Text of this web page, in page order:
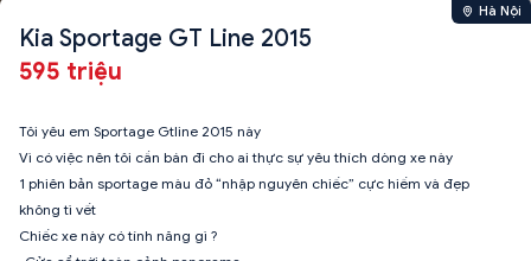
Hà Nội
Kia Sportage GT Line 2015
595 triệu
Tôi yêu em Sportage Gtline 2015 này
Vì có việc nên tôi cần bán đi cho ai thực sự yêu thích dòng xe này
1 phiên bản sportage màu đỏ “nhập nguyên chiếc” cực hiếm và đẹp
không tì vết
Chiếc xe này có tính năng gì ?